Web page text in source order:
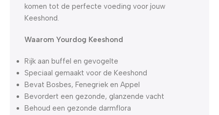
komen tot de perfecte voeding voor jouw
Keeshond.
Waarom Yourdog Keeshond
Rijk aan buffel en gevogelte
Speciaal gemaakt voor de Keeshond
Bevat Bosbes, Fenegriek en Appel
Bevordert een gezonde, glanzende vacht
Behoud een gezonde darmflora